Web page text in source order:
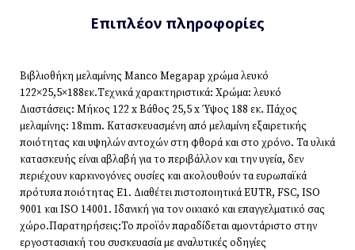
Επιπλέον πληροφορίες
Βιβλιοθήκη μελαμίνης Manco Megapap χρώμα λευκό
122×25,5×188εκ.Τεχνικά χαρακτηριστικά: Χρώμα: λευκό
Διαστάσεις: Μήκος 122 x Βάθος 25,5 x Ύψος 188 εκ. Πάχος
μελαμίνης: 18mm. Κατασκευασμένη από μελαμίνη εξαιρετικής
ποιότητας και υψηλών αντοχών στη φθορά και στο χρόνο. Τα υλικά
κατασκευής είναι αβλαβή για το περιβάλλον και την υγεία, δεν
περιέχουν καρκινογόνες ουσίες και ακολουθούν τα ευρωπαϊκά
πρότυπα ποιότητας Ε1. Διαθέτει πιστοποιητικά EUTR, FSC, ISO
9001 και ISO 14001. Ιδανική για τον οικιακό και επαγγελματικό σας
χώρο.Παρατηρήσεις:Το προϊόν παραδίδεται αμοντάριστο στην
εργοστασιακή του συσκευασία με αναλυτικές οδηγίες